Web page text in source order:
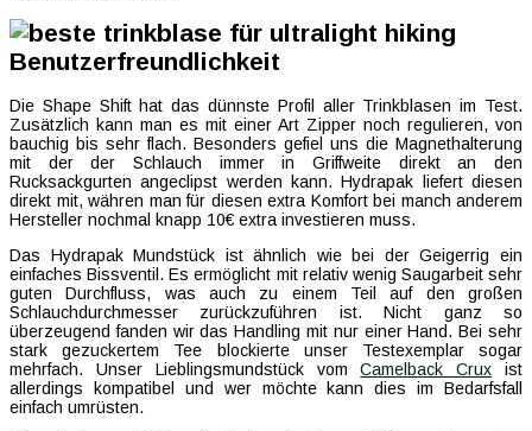
Benutzerfreundlichkeit
Die Shape Shift hat das dünnste Profil aller Trinkblasen im Test.
Zusätzlich kann man es mit einer Art Zipper noch regulieren, von
bauchig bis sehr flach. Besonders gefiel uns die Magnethalterung
mit der der Schlauch immer in Griffweite direkt an den
Rucksackgurten angeclipst werden kann. Hydrapak liefert diesen
direkt mit, währen man für diesen extra Komfort bei manch anderem
Hersteller nochmal knapp 10€ extra investieren muss.
Das Hydrapak Mundstück ist ähnlich wie bei der Geigerrig ein
einfaches Bissventil. Es ermöglicht mit relativ wenig Saugarbeit sehr
guten Durchfluss, was auch zu einem Teil auf den großen
Schlauchdurchmesser zurückzuführen ist. Nicht ganz so
überzeugend fanden wir das Handling mit nur einer Hand. Bei sehr
stark gezuckertem Tee blockierte unser Testexemplar sogar
mehrfach. Unser Lieblingsmundstück vomCamelback Crux ist
allerdings kompatibel und wer möchte kann dies im Bedarfsfall
einfach umrüsten.